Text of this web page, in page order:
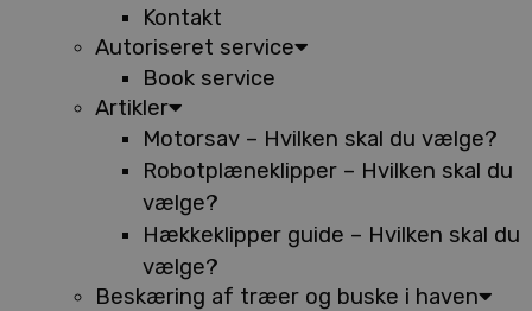
Kontakt
Autoriseret service
Book service
Artikler
Motorsav – Hvilken skal du vælge?
Robotplæneklipper – Hvilken skal du
vælge?
Hækkeklipper guide – Hvilken skal du
vælge?
Beskæring af træer og buske i haven